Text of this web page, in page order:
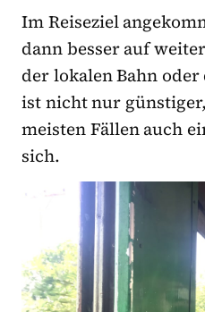
Im Reiseziel
dann besser auf
der lokalen Bahn
ist nicht nur
meisten Fällen auch
sich.